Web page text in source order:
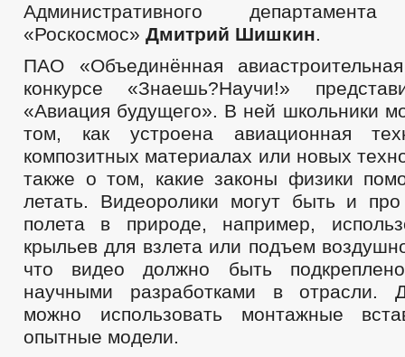
Административного департамента
«Роскосмос» Дмитрий Шишкин.
ПАО «Объединённая
конкурсе «Знаешь?Научи!»
«Авиация будущего». В ней школьники
том, как устроена авиационная
композитных материалах или новых
также о том, какие законы физики
летать. Видеоролики могут быть и
полета в природе, например,
крыльев для взлета или подъем
что видео должно быть
научными разработками в отрасли.
можно использовать монтажные
опытные модели.